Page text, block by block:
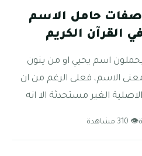
حامل الاسم
القرآن الكريم
اسم يحيي او من ينون
الاسم، فعلى الرغم من ان
الغير مستحدثة الا انه
👁 310 مشاهدة